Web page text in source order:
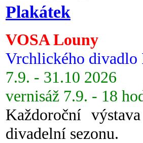
Plakátek
VOSA Louny
Vrchlického divadlo
7.9. - 31.10 2026
vernisáž 7.9. - 18
Každoroční
divadelní sezonu.